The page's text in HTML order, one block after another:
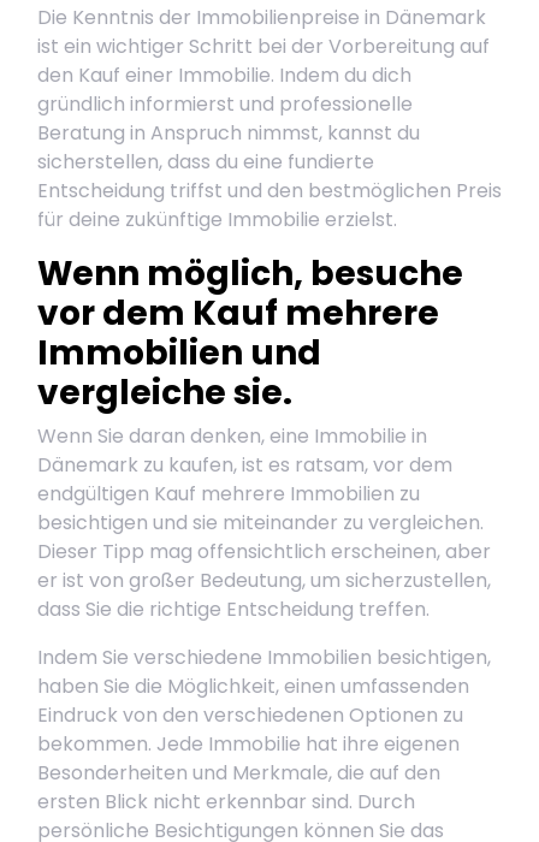
Die Kenntnis der Immobilienpreise in Dänemark
ist ein wichtiger Schritt bei der Vorbereitung auf
den Kauf einer Immobilie. Indem du dich
gründlich informierst und professionelle
Beratung in Anspruch nimmst, kannst du
sicherstellen, dass du eine fundierte
Entscheidung triffst und den bestmöglichen Preis
für deine zukünftige Immobilie erzielst.
Wenn möglich, besuche
vor dem Kauf mehrere
Immobilien und
vergleiche sie.
Wenn Sie daran denken, eine Immobilie in
Dänemark zu kaufen, ist es ratsam, vor dem
endgültigen Kauf mehrere Immobilien zu
besichtigen und sie miteinander zu vergleichen.
Dieser Tipp mag offensichtlich erscheinen, aber
er ist von großer Bedeutung, um sicherzustellen,
dass Sie die richtige Entscheidung treffen.
Indem Sie verschiedene Immobilien besichtigen,
haben Sie die Möglichkeit, einen umfassenden
Eindruck von den verschiedenen Optionen zu
bekommen. Jede Immobilie hat ihre eigenen
Besonderheiten und Merkmale, die auf den
ersten Blick nicht erkennbar sind. Durch
persönliche Besichtigungen können Sie das